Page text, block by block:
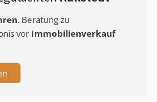
. Beratung zu
vor Immobilienverkauf